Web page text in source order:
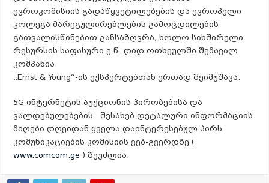
ევროკომისიის გადაწყვეტილებების და ევროპელი
კოლეგა მარეგულირებლების გამოცდილების
გათვალისწინებით განსაზღვრა, ხოლო სიხშირული
რესურსის საფასური ე.წ. დიდ ოთხეულში შემავალ
კომპანია
„Ernst & Young“-ის ექსპერტებთან ერთად შეიმუშავა.
5G ინტერნეტის აუქციონის პირობებისა და
ვალდებულებების შესახებ დეტალური ინფორმაციის
მიღება დღეიდან ყველა დაინტერესებულ პირს
კომუნიკაციების კომისიის ვებ-გვერდზე (
www.comcom.ge ) შეუძლია.